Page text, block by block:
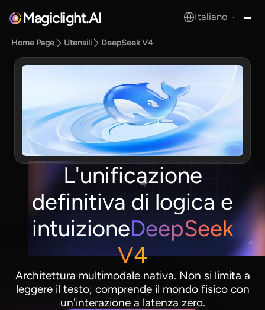
Magiclight.AI Italiano
Home Page Utensili DeepSeek V4
L'unificazione
definitiva di logica e
intuizioneDeepSeek
V4
Architettura multimodale nativa. Non si limita a
leggere il testo; comprende il mondo fisico con
un'interazione a latenza zero.